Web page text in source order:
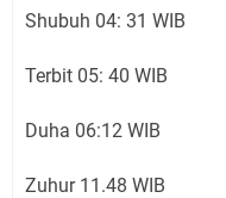
Shubuh 04: 31 WIB
Terbit 05: 40 WIB
Duha 06:12 WIB
Zuhur 11.48 WIB